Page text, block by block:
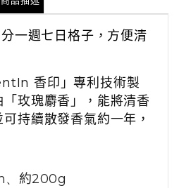
一週七日格子，方便清
香印」專利技術製
玫瑰麝香」，能將清香
持續散發香氣約一年，
約200g